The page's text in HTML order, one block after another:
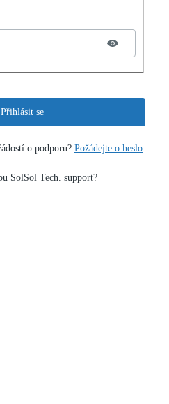
Přihlásit se
o podporu? Požádejte o heslo
SolSol Tech. support?